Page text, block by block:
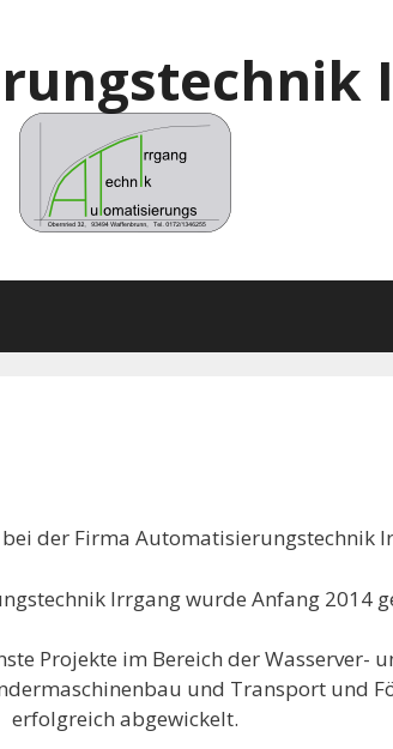
der Firma Automatisierungstechnik
Irrgang wurde Anfang 2014
Projekte im Bereich der Wasserver-
und Transport und
erfolgreich abgewickelt.